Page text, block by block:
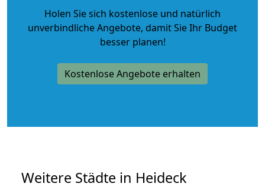
Holen Sie sich kostenlose und natürlich
unverbindliche Angebote, damit Sie Ihr Budget
besser planen!
Kostenlose Angebote erhalten
Weitere Städte in Heideck